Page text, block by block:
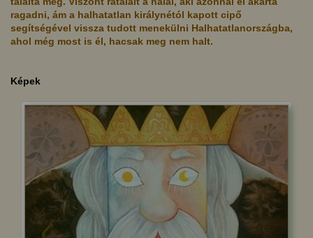
ragadni, ám a halhatatlan királynétól kapott cipő
segítségével vissza tudott menekülni Halhatatlanországba,
ahol még most is él, hacsak meg nem halt.
Képek